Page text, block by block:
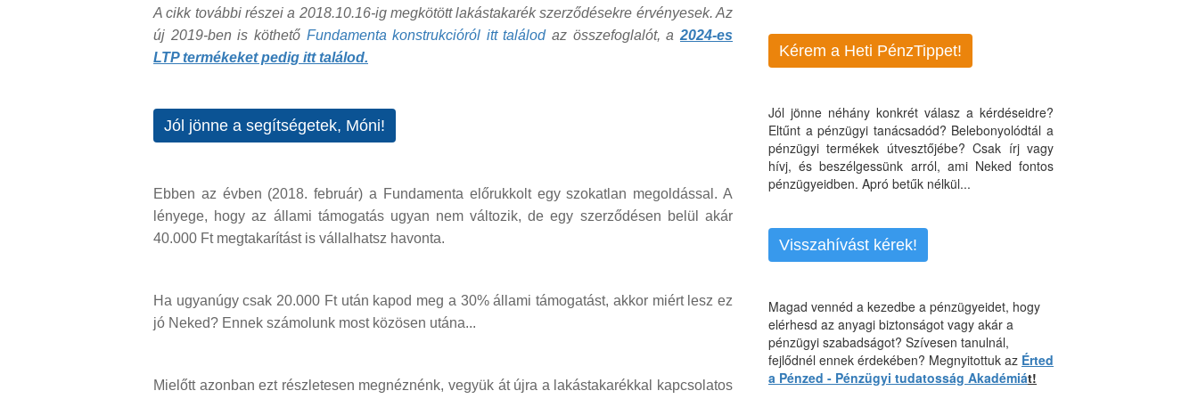
A cikk további részei a 2018.10.16-ig megkötött lakástakarék szerződésekre érvényesek. Az
új 2019-ben is köthető Fundamenta konstrukcióról itt találodaz összefoglalót, a2024-es
LTP termékeket pedig itt találod.
Jól jönne a segítségetek, Móni!
Ebben az évben (2018. február) a Fundamenta előrukkolt egy szokatlan megoldással. A
lényege, hogy az állami támogatás ugyan nem változik, de egy szerződésen belül akár
40.000 Ft megtakarítást is vállalhatsz havonta.
Ha ugyanúgy csak 20.000 Ft után kapod meg a 30% állami támogatást, akkor miért lesz ez
jó Neked? Ennek számolunk most közösen utána...
Mielőtt azonban ezt részletesen megnéznénk, vegyük át újra a lakástakarékkal kapcsolatos
Kérem a Heti PénzTippet!
Jól jönne néhány konkrét válasz a kérdéseidre?
Eltűnt a pénzügyi tanácsadód? Belebonyolódtál a
pénzügyi termékek útvesztőjébe? Csak írj vagy
hívj, és beszélgessünk arról, ami Neked fontos
pénzügyeidben. Apró betűk nélkül...
Visszahívást kérek!
Magad vennéd a kezedbe a pénzügyeidet, hogy
elérhesd az anyagi biztonságot vagy akár a
pénzügyi szabadságot? Szívesen tanulnál,
fejlődnél ennek érdekében? Megnyitottuk az Érted
a Pénzed - Pénzügyi tudatosság Akadémiát!